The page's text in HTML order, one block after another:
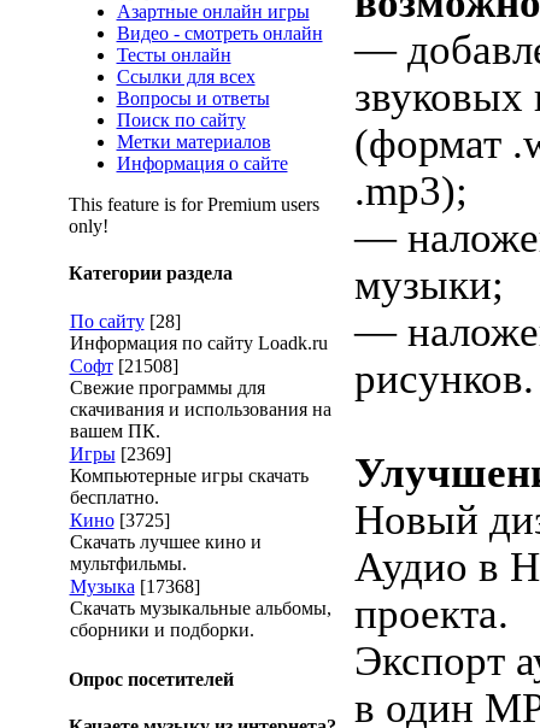
Азартные онлайн игры
Видео - смотреть онлайн
Тесты онлайн
Ссылки для всех
Вопросы и ответы
Поиск по сайту
Метки материалов
Информация о сайте
This feature is for Premium users
only!
Категории раздела
По сайту [28]
Информация по сайту Loadk.ru
Софт [21508]
Свежие программы для
скачивания и использования на
вашем ПК.
Игры [2369]
Компьютерные игры скачать
бесплатно.
Кино [3725]
Скачать лучшее кино и
мультфильмы.
Музыка [17368]
Скачать музыкальные альбомы,
сборники и подборки.
Опрос посетителей
—
звуковых
(формат
.mp3);
—
музыки;
—
рисунков.
Новый
Аудио в
проекта.
Экспорт
в один